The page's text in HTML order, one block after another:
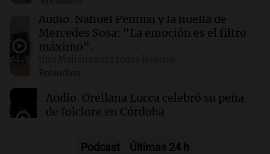
01:49 Mundo
El Pentágono solicita a la industria de defensa
un aumento en la producción de armas
01:31 Ciencia
Reducir alimentos dulces no disminuye
antojos ni mejora la salud, según estudio
Audio. Nahuel Pennisi y la huella de
Mercedes Sosa: "La emoción es el filtro
máximo".
Episodios
Audio. Orellana Lucca celebró su peña
de folclore en Córdoba
Podcast Últimas 24 h